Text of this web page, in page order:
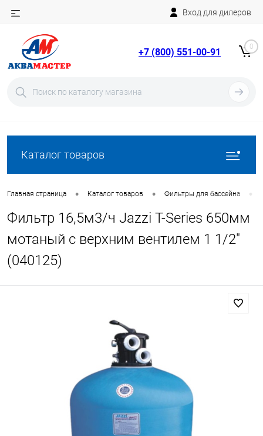
Вход для дилеров
+7 (800) 551-00-91 0
Каталог товаров
Главная страница • Каталог товаров • Фильтры для бассейна •
Фильтр 16,5м3/ч Jazzi T-Series 650мм
мотаный c верхним вентилем 1 1/2"
(040125)